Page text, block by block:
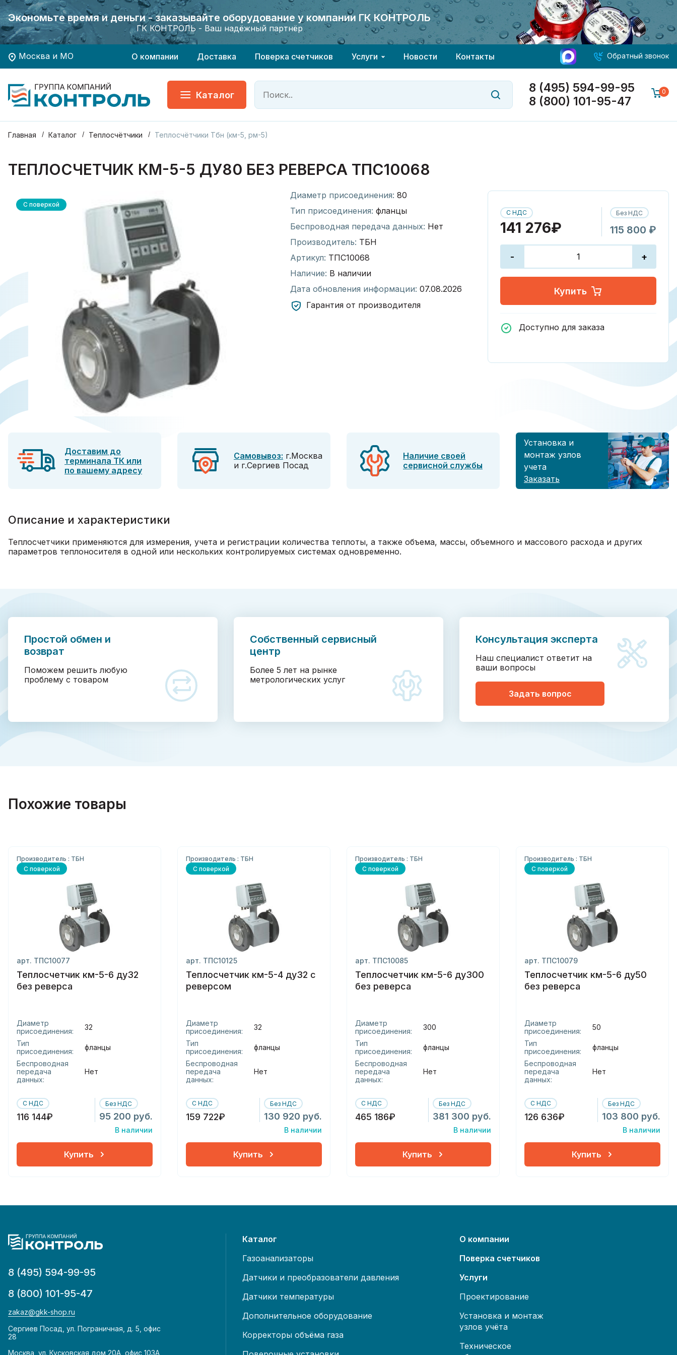
Экономьте время и деньги - заказывайте оборудование у компании ГК КОНТРОЛЬ
ГК КОНТРОЛЬ - Ваш надёжный партнёр
Хотите заказать поверку приборов учета?
Экономьте время и деньги - заказывайте оборудование у компании ГК КОНТРОЛЬ
ГК КОНТРОЛЬ - Ваш надёжный партнёр
Хотите заказать поверку приборов учета?
Москва и МО О компании Доставка Поверка счетчиков Услуги Новости Контакты Обратный звонок
Каталог
8 (495) 594-99-95
8 (800) 101-95-47
0
Главная Каталог Теплосчётчики Теплосчётчики Тбн (км-5, рм-5)
ТЕПЛОСЧЕТЧИК КМ-5-5 ДУ80 БЕЗ РЕВЕРСА ТПС10068
С поверкой
Диаметр присоединения: 80
Тип присоединения: фланцы
Беспроводная передача данных: Нет
Производитель: ТБН
Артикул: ТПС10068
Наличие: В наличии
Дата обновления информации: 07.08.2026
Гарантия от производителя
С НДС
141 276₽
Без НДС
115 800 ₽
- +
Купить
Доступно для заказа
Доставим до
терминала ТК или
по вашему адресу
Самовывоз: г.Москва
и г.Сергиев Посад
Наличие своей
сервисной службы
Установка и
монтаж узлов
учета
Заказать
Описание и характеристики
Теплосчетчики применяются для измерения, учета и регистрации количества теплоты, а также объема, массы, объемного и массового расхода и других
параметров теплоносителя в одной или нескольких контролируемых системах одновременно.
Простой обмен и
возврат
Поможем решить любую
проблему с товаром
Собственный сервисный
центр
Более 5 лет на рынке
метрологических услуг
Консультация эксперта
Наш специалист ответит на
ваши вопросы
Задать вопрос
Похожие товары
Производитель : ТБН
С поверкой
арт. ТПС10077
Теплосчетчик км-5-6 ду32
без реверса
Диаметр
присоединения:
32
Тип
присоединения:
фланцы
Беспроводная
передача
данных:
Нет
С НДС
116 144₽
Без НДС
95 200 руб.
В наличии
Купить
Производитель : ТБН
С поверкой
арт. ТПС10125
Теплосчетчик км-5-4 ду32 с
реверсом
Диаметр
присоединения:
32
Тип
присоединения:
фланцы
Беспроводная
передача
данных:
Нет
С НДС
159 722₽
Без НДС
130 920 руб.
В наличии
Купить
Производитель : ТБН
С поверкой
арт. ТПС10085
Теплосчетчик км-5-6 ду300
без реверса
Диаметр
присоединения:
300
Тип
присоединения:
фланцы
Беспроводная
передача
данных:
Нет
С НДС
465 186₽
Без НДС
381 300 руб.
В наличии
Купить
Производитель : ТБН
С поверкой
арт. ТПС10079
Теплосчетчик км-5-6 ду50
без реверса
Диаметр
присоединения:
50
Тип
присоединения:
фланцы
Беспроводная
передача
данных:
Нет
С НДС
126 636₽
Без НДС
103 800 руб.
В наличии
Купить
8 (495) 594-99-95
8 (800) 101-95-47
zakaz@gkk-shop.ru
Сергиев Посад, ул. Пограничная, д. 5, офис
28
Москва, ул. Кусковская дом 20А, офис 103А
Каталог
Газоанализаторы
Датчики и преобразователи давления
Датчики температуры
Дополнительное оборудование
Корректоры объёма газа
О компании
Поверка счетчиков
Услуги
Проектирование
Установка и монтаж
узлов учёта
Техническое